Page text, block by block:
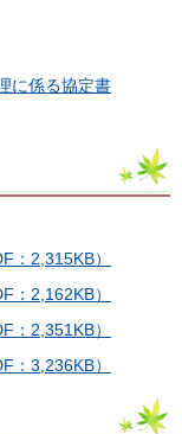
に係る協定書
：2,315KB）
：2,162KB）
：2,351KB）
：3,236KB）